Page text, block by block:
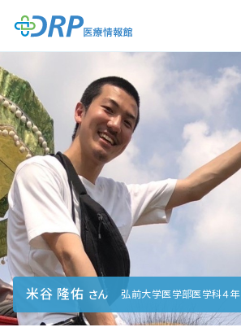
最新の注目記事
栄養健康レシピ
医療系学生記事
健康川柳
DRP医療情報館とは?
米谷 隆佑 さん 弘前大学医学部医学科４年